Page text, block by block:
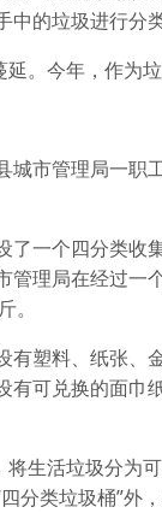
的垃圾进行分类
。今年，作为
市管理局一职
一个四分类收
理局在经过
塑料、纸张、
有可兑换的面
生活垃圾分为
分类垃圾桶”